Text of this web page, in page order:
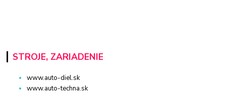
STROJE, ZARIADENIE
www.auto-diel.sk
www.auto-techna.sk